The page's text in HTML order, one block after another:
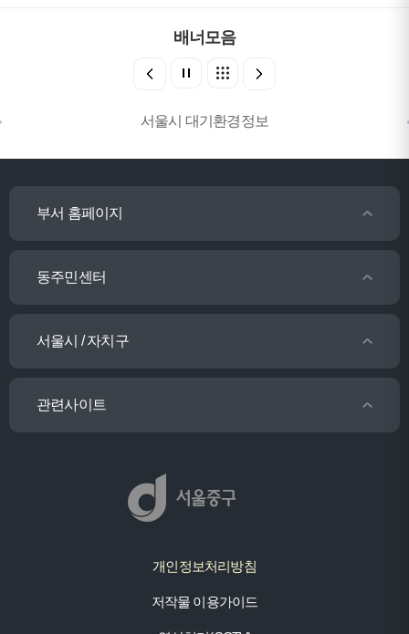
배너모음
서울시 대기환경정보
부서 홈페이지
동주민센터
서울시 / 자치구
관련사이트
개인정보처리방침
저작물 이용가이드